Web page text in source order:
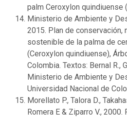
palm Ceroxylon quindiuense
Ministerio de Ambiente y
2015. Plan de conservación,
sostenible de la palma de
(Ceroxylon quindiuense),
Colombia. Textos: Bernal R.,
Ministerio de Ambiente y
Universidad Nacional de
Morellato P., Talora D.,
Romera E & Ziparro V.,